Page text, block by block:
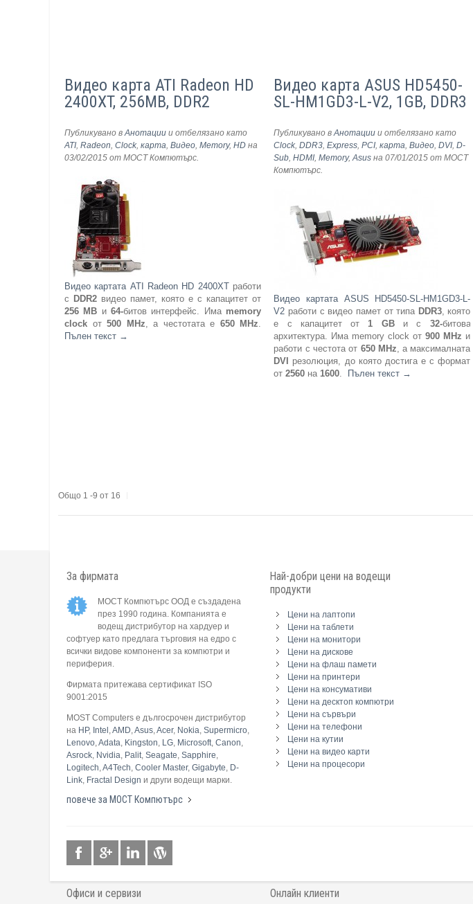
Видео карта ATI Radeon HD
2400XT, 256MB, DDR2
Публикувано вАнотации и отбелязано като
ATI,Radeon,Clock,карта,Видео,Memory,HD на
03/02/2015 от МОСТ Компютърс.
Видео картата ATI Radeon HD 2400XTработи
с DDR2 видео памет, която е с капацитет от
256 MB и64-битов интерфейс. Има memory
clock от500 MHz , а честотата е 650 MHz
Пълен текст →
Видео карта ASUS HD5450-
SL-HM1GD3-L-V2, 1GB, DDR3
Публикувано вАнотации и отбелязано като
Clock,DDR3,Express,PCI,карта,Видео,DVI,D-
Sub,HDMI,Memory,Asus на 07/01/2015 от МОСТ
Компютърс.
Видео картата ASUS HD5450-SL-HM1GD3-L-
V2 работи с видео памет от типа DDR3, която
е с капацитет от 1 GBи с 32-битова
архитектура. Има memory clock от900 MHz и
работи с честота от 650 MHz , а максималната
DVI
резолюция, до която достига е с формат
от2560 на 1600 Пълен текст →
Общо 1 -9 от 16
За фирмата
МОСТ Компютърс ООД е създадена
през 1990 година. Компанията е
водещ дистрибутор на хардуер и
софтуер като предлага търговия на едро с
всички видове компоненти за компютри и
периферия.
Фирмата притежава сертификат ISO
9001:2015
MOST Computers е дългосрочен дистрибутор
на HP, Intel ,AMD,Asus,Acer, Nokia, Supermicro,
Lenovo,Adata, Kingston, LG, Microsoft, Canon,
Asrock, Nvidia, Palit, Seagate, Sapphire,
Logitech,A4Tech, Cooler Master, Gigabyte, D-
Link, Fractal Design и други водещи марки.
повече за МОСТ Компютърс
Най-добри цени на водещи
продукти
Цени на лаптопи
Цени на таблети
Цени на монитори
Цени на дискове
Цени на флаш памети
Цени на принтери
Цени на консумативи
Цени на десктоп компютри
Цени на сървъри
Цени на телефони
Цени на кутии
Цени на видео карти
Цени на процесори
Офиси и сервизи Онлайн клиенти